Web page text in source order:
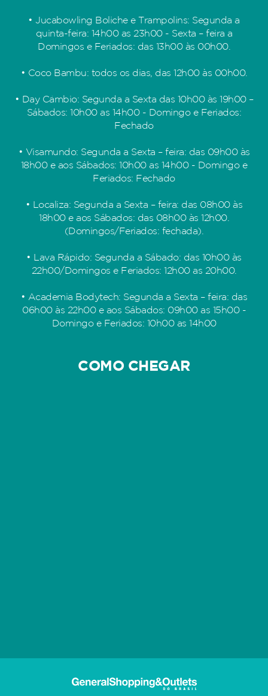
• Jucabowling Boliche e Trampolins: Segunda a
quinta-feira: 14h00 as 23h00 - Sexta – feira a
Domingos e Feriados: das 13h00 às 00h00.
• Coco Bambu: todos os dias, das 12h00 às 00h00.
• Day Câmbio: Segunda a Sexta das 10h00 às 19h00 –
Sábados: 10h00 as 14h00 - Domingo e Feriados:
Fechado
• Visamundo: Segunda a Sexta – feira: das 09h00 às
18h00 e aos Sábados: 10h00 as 14h00 - Domingo e
Feriados: Fechado
• Localiza: Segunda a Sexta – feira: das 08h00 às
18h00 e aos Sábados: das 08h00 às 12h00.
(Domingos/Feriados: fechada).
• Lava Rápido: Segunda a Sábado: das 10h00 às
22h00/Domingos e Feriados: 12h00 as 20h00.
• Academia Bodytech: Segunda a Sexta – feira: das
06h00 às 22h00 e aos Sábados: 09h00 as 15h00 -
Domingo e Feriados: 10h00 as 14h00
COMO CHEGAR